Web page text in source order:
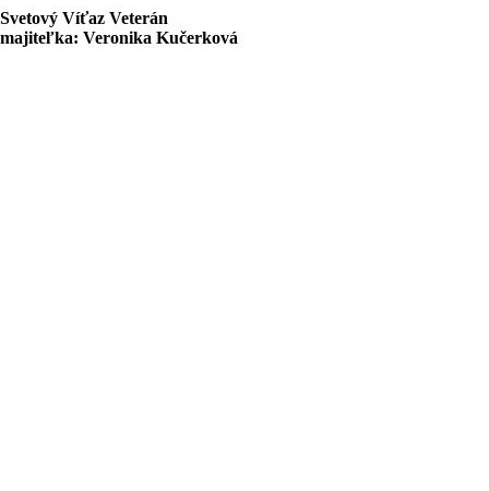
Svetový Víťaz Veterán
majiteľka: Veronika Kučerková